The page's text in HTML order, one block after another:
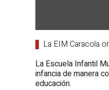
La EIM Caracola
La Escuela Infantil
infancia de manera
educación.